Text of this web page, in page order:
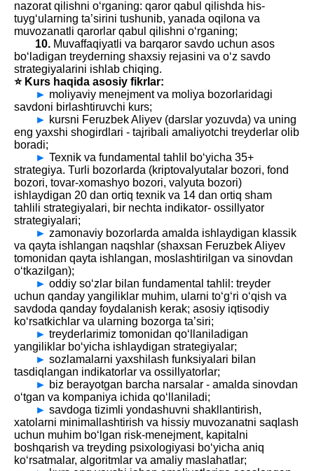
nazorat qilishni o‘rganing: qaror qabul qilishda his-
tuyg‘ularning ta’sirini tushunib, yanada oqilona va
muvozanatli qarorlar qabul qilishni o‘rganing;
10. Muvaffaqiyatli va barqaror savdo uchun asos
bo‘ladigan treyderning shaxsiy rejasini va o‘z savdo
strategiyalarini ishlab chiqing.
⭐️ Kurs haqida asosiy fikrlar:
► moliyaviy menejment va moliya bozorlaridagi
savdoni birlashtiruvchi kurs;
► kursni Feruzbek Aliyev (darslar yozuvda) va uning
eng yaxshi shogirdlari - tajribali amaliyotchi treyderlar olib
boradi;
► Texnik va fundamental tahlil bo‘yicha 35+
strategiya. Turli bozorlarda (kriptovalyutalar bozori, fond
bozori, tovar-xomashyo bozori, valyuta bozori)
ishlaydigan 20 dan ortiq texnik va 14 dan ortiq sham
tahlili strategiyalari, bir nechta indikator- ossillyator
strategiyalari;
► zamonaviy bozorlarda amalda ishlaydigan klassik
va qayta ishlangan naqshlar (shaxsan Feruzbek Aliyev
tomonidan qayta ishlangan, moslashtirilgan va sinovdan
o‘tkazilgan);
► oddiy so‘zlar bilan fundamental tahlil: treyder
uchun qanday yangiliklar muhim, ularni to‘g‘ri o‘qish va
savdoda qanday foydalanish kerak; asosiy iqtisodiy
ko‘rsatkichlar va ularning bozorga ta’siri;
► treyderlarimiz tomonidan qo‘llaniladigan
yangiliklar bo‘yicha ishlaydigan strategiyalar;
► sozlamalarni yaxshilash funksiyalari bilan
tasdiqlangan indikatorlar va ossillyatorlar;
► biz berayotgan barcha narsalar - amalda sinovdan
o‘tgan va kompaniya ichida qo‘llaniladi;
► savdoga tizimli yondashuvni shakllantirish,
xatolarni minimallashtirish va hissiy muvozanatni saqlash
uchun muhim bo‘lgan risk-menejment, kapitalni
boshqarish va treyding psixologiyasi bo‘yicha aniq
ko‘rsatmalar, algoritmlar va amaliy maslahatlar;